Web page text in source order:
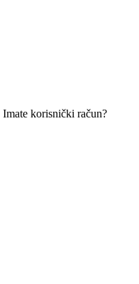
Imate korisnički račun?